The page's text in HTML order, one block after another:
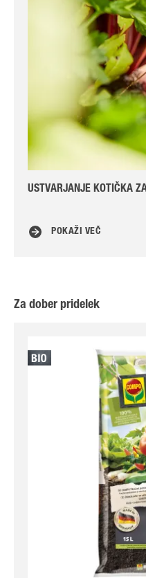
USTVARJANJE KOTIČKA
POKAŽI VEČ
Za dober pridelek